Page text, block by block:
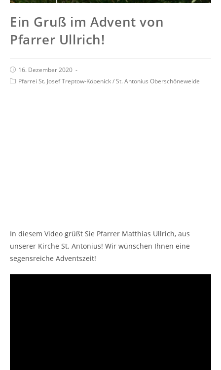
Ein Gruß im Advent von
Pfarrer Ullrich!
16. Dezember 2020
Pfarrei St. Josef Treptow-Köpenick/St. Antonius Oberschöneweide
In diesem Video grüßt Sie Pfarrer Matthias Ullrich, aus
unserer Kirche St. Antonius! Wir wünschen Ihnen eine
segensreiche Adventszeit!